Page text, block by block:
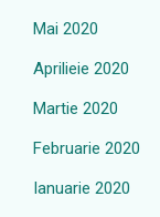
Mai 2020
Aprilieie 2020
Martie 2020
Februarie 2020
Ianuarie 2020